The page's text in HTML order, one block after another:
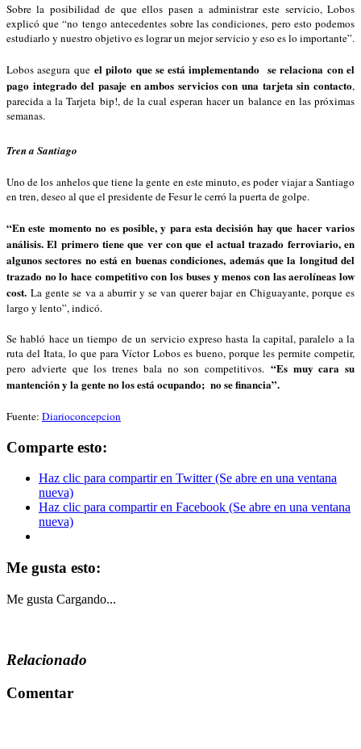
Sobre la posibilidad de que ellos pasen a administrar este servicio, Lobos
explicó que “no tengo antecedentes sobre las condiciones, pero esto podemos
estudiarlo y nuestro objetivo es lograr un mejor servicio y eso es lo importante”.
Lobos asegura que el piloto que se está implementando se relaciona con el
pago integrado del pasaje en ambos servicios con una tarjeta sin contacto,
parecida a la Tarjeta bip!, de la cual esperan hacer un balance en las próximas
semanas.
Tren a Santiago
Uno de los anhelos que tiene la gente en este minuto, es poder viajar a Santiago
en tren, deseo al que el presidente de Fesur le cerró la puerta de golpe.
“En este momento no es posible, y para esta decisión hay que hacer varios
análisis. El primero tiene que ver con que el actual trazado ferroviario, en
algunos sectores no está en buenas condiciones, además que la longitud del
trazado no lo hace competitivo con los buses y menos con las aerolíneas low
cost. La gente se va a aburrir y se van querer bajar en Chiguayante, porque es
largo y lento”, indicó.
Se habló hace un tiempo de un servicio expreso hasta la capital, paralelo a la
ruta del Itata, lo que para Víctor Lobos es bueno, porque les permite competir,
pero advierte que los trenes bala no son competitivos. “Es muy cara su
mantención y la gente no los está ocupando; no se financia”.
Fuente: Diarioconcepcion
Comparte esto:
Haz clic para compartir en Twitter (Se abre en una ventana
nueva)
Haz clic para compartir en Facebook (Se abre en una ventana
nueva)
Me gusta esto:
Me gusta Cargando...
Relacionado
Comentar